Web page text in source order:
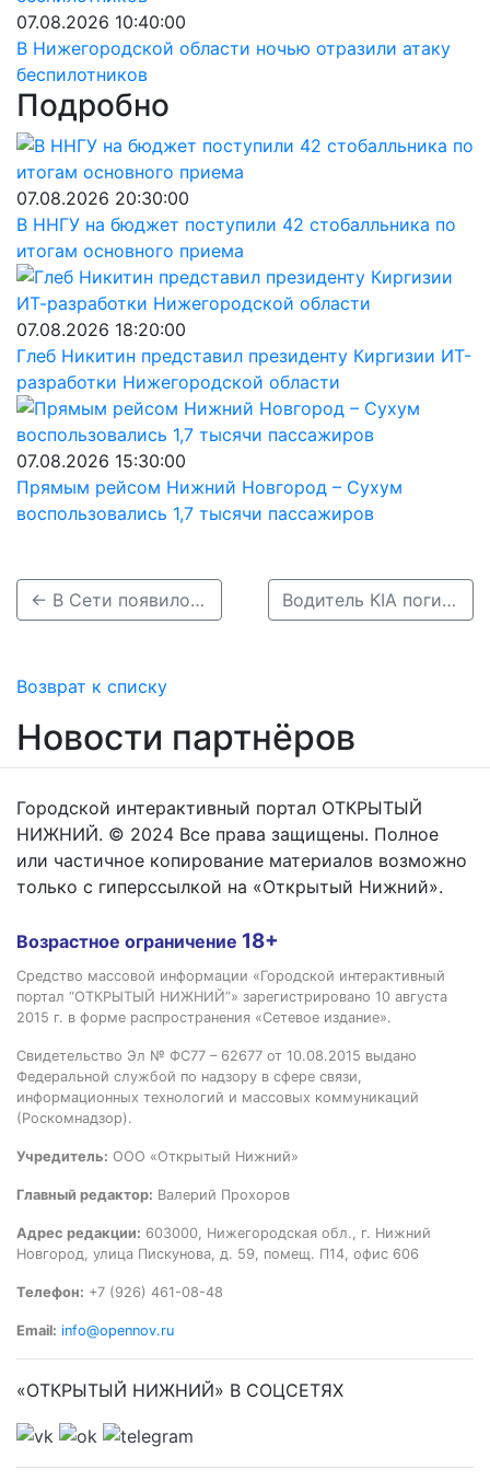
07.08.2026 10:40:00
В Нижегородской области ночью отразили атаку
беспилотников
Подробно
07.08.2026 20:30:00
В ННГУ на бюджет поступили 42 стобалльника по
итогам основного приема
07.08.2026 18:20:00
Глеб Никитин представил президенту Киргизии ИТ-
разработки Нижегородской области
07.08.2026 15:30:00
Прямым рейсом Нижний Новгород – Сухум
воспользовались 1,7 тысячи пассажиров
← В Сети появилось видео, как легковушка сбивает пешехода на перекрестке в Сарове Водитель КIA погиб под Нижним, вылетев с заправки под колеса фуры →
Возврат к списку
Новости партнёров
Городской интерактивный портал ОТКРЫТЫЙ
НИЖНИЙ. © 2024 Все права защищены. Полное
или частичное копирование материалов возможно
только с гиперссылкой на «Открытый Нижний».
Возрастное ограничение 18+
Средство массовой информации «Городской интерактивный
портал “ОТКРЫТЫЙ НИЖНИЙ”» зарегистрировано 10 августа
2015 г. в форме распространения «Сетевое издание».
Свидетельство Эл № ФС77 – 62677 от 10.08.2015 выдано
Федеральной службой по надзору в сфере связи,
информационных технологий и массовых коммуникаций
(Роскомнадзор).
Учредитель: ООО «Открытый Нижний»
Главный редактор: Валерий Прохоров
Адрес редакции: 603000, Нижегородская обл., г. Нижний
Новгород, улица Пискунова, д. 59, помещ. П14, офис 606
Телефон: +7 (926) 461-08-48
Email: info@opennov.ru
«ОТКРЫТЫЙ НИЖНИЙ» В СОЦСЕТЯХ